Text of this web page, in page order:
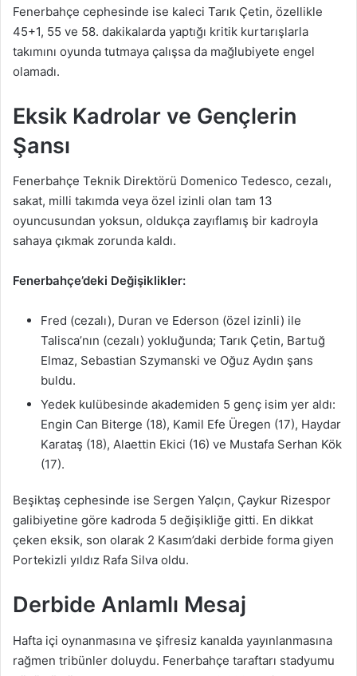
Fenerbahçe cephesinde ise kaleci Tarık Çetin, özellikle
45+1, 55 ve 58. dakikalarda yaptığı kritik kurtarışlarla
takımını oyunda tutmaya çalışsa da mağlubiyete engel
olamadı.
Eksik Kadrolar ve Gençlerin
Şansı
Fenerbahçe Teknik Direktörü Domenico Tedesco, cezalı,
sakat, milli takımda veya özel izinli olan tam 13
oyuncusundan yoksun, oldukça zayıflamış bir kadroyla
sahaya çıkmak zorunda kaldı.
Fenerbahçe’deki Değişiklikler:
Fred (cezalı), Duran ve Ederson (özel izinli) ile
Talisca’nın (cezalı) yokluğunda; Tarık Çetin, Bartuğ
Elmaz, Sebastian Szymanski ve Oğuz Aydın şans
buldu.
Yedek kulübesinde akademiden 5 genç isim yer aldı:
Engin Can Biterge (18), Kamil Efe Üregen (17), Haydar
Karataş (18), Alaettin Ekici (16) ve Mustafa Serhan Kök
(17).
Beşiktaş cephesinde ise Sergen Yalçın, Çaykur Rizespor
galibiyetine göre kadroda 5 değişikliğe gitti. En dikkat
çeken eksik, son olarak 2 Kasım’daki derbide forma giyen
Portekizli yıldız Rafa Silva oldu.
Derbide Anlamlı Mesaj
Hafta içi oynanmasına ve şifresiz kanalda yayınlanmasına
rağmen tribünler doluydu. Fenerbahçe taraftarı stadyumu